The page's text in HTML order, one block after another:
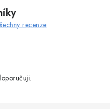
recenze